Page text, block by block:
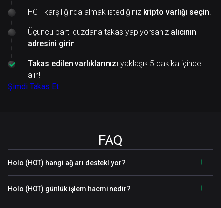
HOT karşılığında almak istediğiniz kripto varlığı seçin.
Üçüncü parti cüzdana takas yapıyorsanız alıcının
adresini girin.
Takas edilen varlıklarınızı yaklaşık 5 dakika içinde
alın!
Şimdi Takas Et
FAQ
Holo (HOT) hangi ağları destekliyor?
Holo (HOT) günlük işlem hacmi nedir?